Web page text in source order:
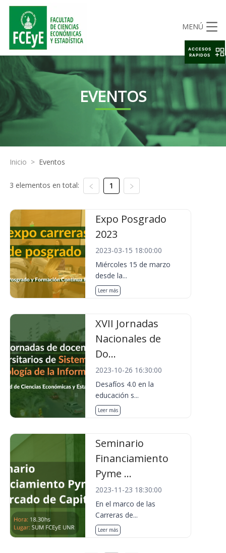
MENÚ
EVENTOS
Inicio > Eventos
3 elementos en total: 1
Expo Posgrado
2023
2023-03-15 18:00:00
Miércoles 15 de marzo
desde la...
Leer más
XVII Jornadas
Nacionales de
Do...
2023-10-26 16:30:00
Desafíos 4.0 en la
educación s...
Leer más
Seminario
Financiamiento
Pyme ...
2023-11-23 18:30:00
En el marco de las
Carreras de...
Leer más
ACCESOS
RAPIDOS